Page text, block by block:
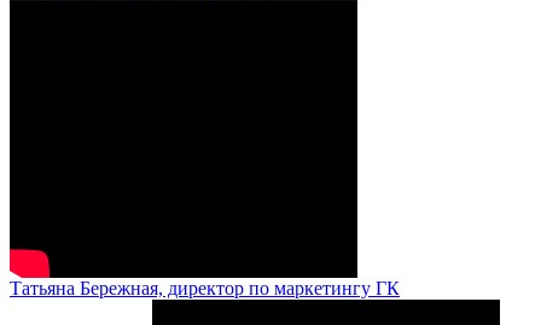
Татьяна Бережная, директор по маркетингу ГК